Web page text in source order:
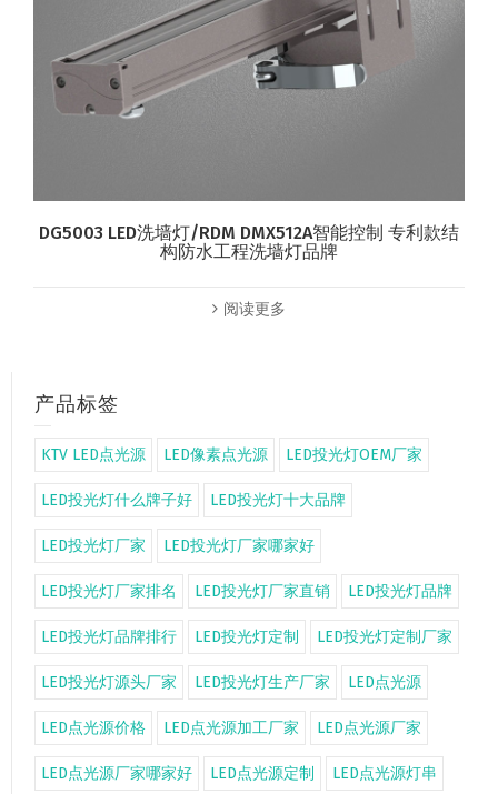
DG5003 LED洗墙灯/RDM DMX512A智能控制 专利款结
构防水工程洗墙灯品牌
阅读更多
产品标签
KTV LED点光源 LED像素点光源 LED投光灯OEM厂家
LED投光灯什么牌子好 LED投光灯十大品牌
LED投光灯厂家 LED投光灯厂家哪家好
LED投光灯厂家排名 LED投光灯厂家直销 LED投光灯品牌
LED投光灯品牌排行 LED投光灯定制 LED投光灯定制厂家
LED投光灯源头厂家 LED投光灯生产厂家 LED点光源
LED点光源价格 LED点光源加工厂家 LED点光源厂家
LED点光源厂家哪家好 LED点光源定制 LED点光源灯串